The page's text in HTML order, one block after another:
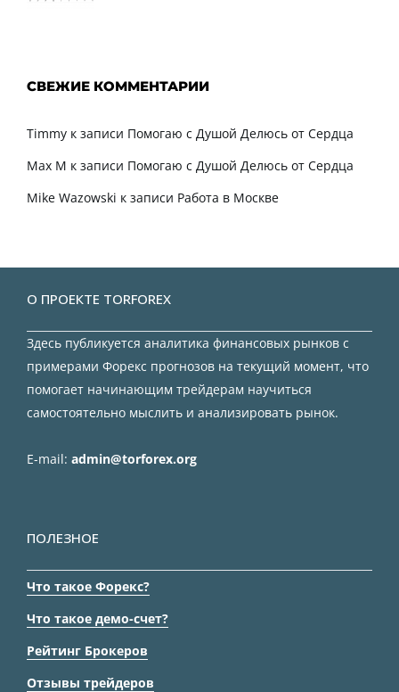
СВЕЖИЕ КОММЕНТАРИИ
Timmy к записи Помогаю с Душой Делюсь от Сердца
Max M к записи Помогаю с Душой Делюсь от Сердца
Mike Wazowski к записи Работа в Москве
О ПРОЕКТЕ TORFOREX
Здесь публикуется аналитика финансовых рынков с
примерами Форекс прогнозов на текущий момент, что
помогает начинающим трейдерам научиться
самостоятельно мыслить и анализировать рынок.
E-mail: admin@torforex.org
ПОЛЕЗНОЕ
Что такое Форекс?
Что такое демо-счет?
Рейтинг Брокеров
Отзывы трейдеров